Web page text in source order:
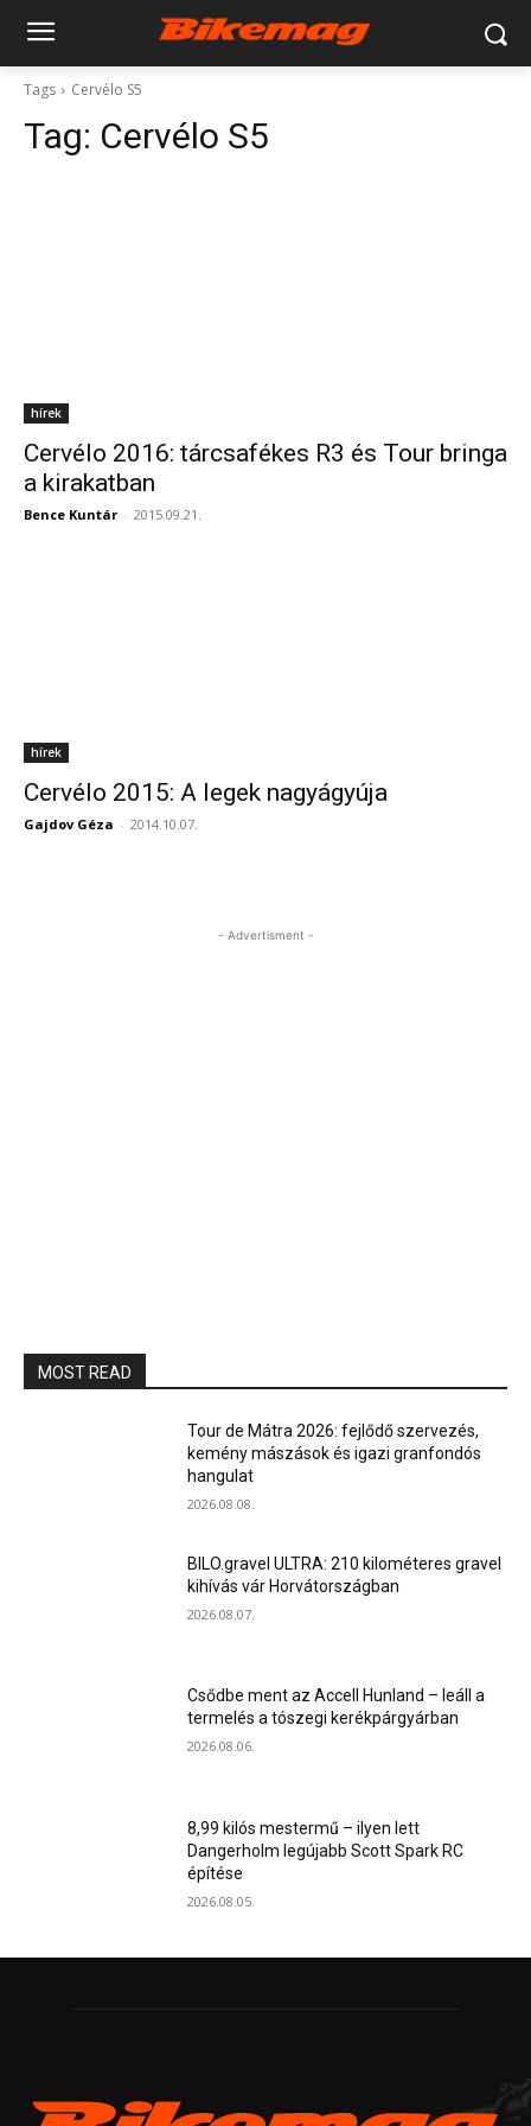
Tags Cervélo S5
Tag: Cervélo S5
hírek
Cervélo 2016: tárcsafékes R3 és Tour bringa
a kirakatban
Bence Kuntár - 2015.09.21.
hírek
Cervélo 2015: A legek nagyágyúja
Gajdov Géza - 2014.10.07.
- Advertisment -
MOST READ
Tour de Mátra 2026: fejlődő szervezés,
kemény mászások és igazi granfondós
hangulat
2026.08.08.
BILO.gravel ULTRA: 210 kilométeres gravel
kihívás vár Horvátországban
2026.08.07.
Csődbe ment az Accell Hunland – leáll a
termelés a tószegi kerékpárgyárban
2026.08.06.
8,99 kilós mestermű – ilyen lett
Dangerholm legújabb Scott Spark RC
építése
2026.08.05.